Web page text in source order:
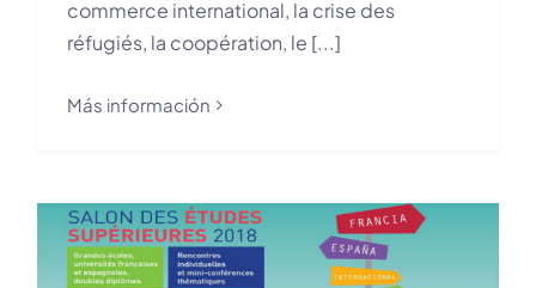
commerce international, la crise des
réfugiés, la coopération, le [...]
Más información